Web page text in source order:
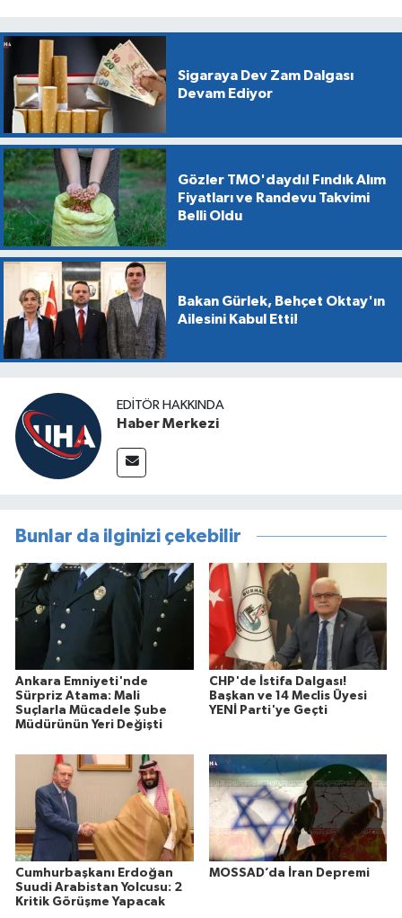
Sigaraya Dev Zam Dalgası
Devam Ediyor
Gözler TMO'daydı! Fındık Alım
Fiyatları ve Randevu Takvimi
Belli Oldu
Bakan Gürlek, Behçet Oktay'ın
Ailesini Kabul Etti!
EDITÖR HAKKINDA
Haber Merkezi
Bunlar da ilginizi çekebilir
Ankara Emniyeti'nde
Sürpriz Atama: Mali
Suçlarla Mücadele Şube
Müdürünün Yeri Değişti
CHP'de İstifa Dalgası!
Başkan ve 14 Meclis Üyesi
YENİ Parti'ye Geçti
Cumhurbaşkanı Erdoğan
Suudi Arabistan Yolcusu: 2
Kritik Görüşme Yapacak
MOSSAD’da İran Depremi